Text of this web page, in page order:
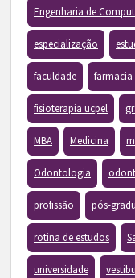
Engenharia de
especialização
faculdade farmacia
fisioterapia ucpel
MBA Medicina
Odontologia
profissão pós-
rotina de estudos
universidade